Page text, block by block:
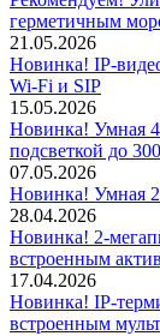
герметичным
21.05.2026
Новинка! IP-
Wi-Fi и SIP
15.05.2026
Новинка! Умная
подсветкой до
07.05.2026
Новинка! Умная
28.04.2026
Новинка! 2-
встроенным
17.04.2026
Новинка! IP-
встроенным